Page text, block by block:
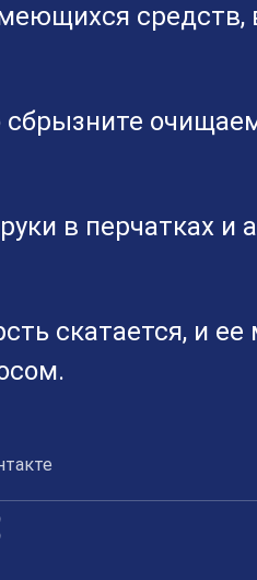
средств,
сбрызните
в перчатках
скатается, и